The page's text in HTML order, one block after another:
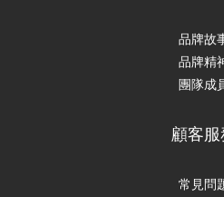
品牌故
品牌精
團隊成
顧客服
常見問